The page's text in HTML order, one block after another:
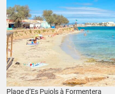
Plage d’Es Pujols à Formentera